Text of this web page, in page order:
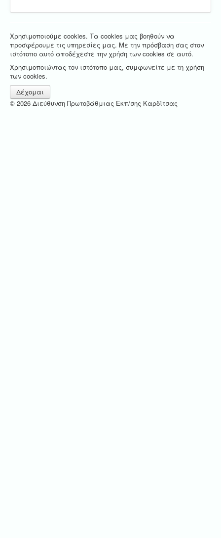
Χρησιμοποιούμε cookies. Τα cookies μας βοηθούν να
προσφέρουμε τις υπηρεσίες μας. Με την πρόσβαση σας στον
ιστότοπο αυτό αποδέχεστε την χρήση των cookies σε αυτό.
Χρησιμοποιώντας τον ιστότοπο μας, συμφωνείτε με τη χρήση
των cookies.
Δέχομαι
© 2026 Διεύθυνση Πρωτοβάθμιας Εκπ/σης Καρδίτσας